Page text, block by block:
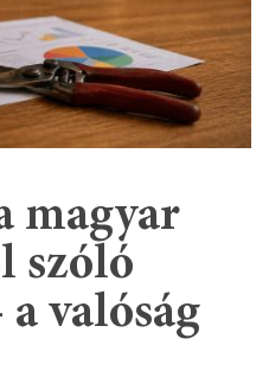
magyar
szóló
valóság